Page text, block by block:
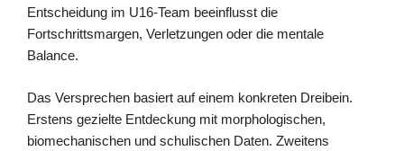
Entscheidung im U16-Team beeinflusst die
Fortschrittsmargen, Verletzungen oder die mentale
Balance.
Das Versprechen basiert auf einem konkreten Dreibein.
Erstens gezielte Entdeckung mit morphologischen,
biomechanischen und schulischen Daten. Zweitens